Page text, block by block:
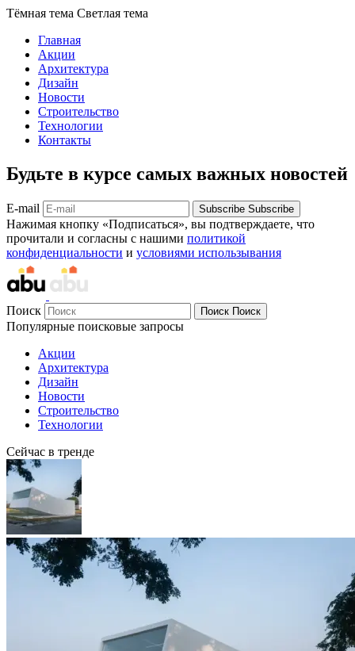
Тёмная тема Светлая тема
Главная
Акции
Архитектура
Дизайн
Новости
Строительство
Технологии
Контакты
Будьте в курсе самых важных новостей
E-mail Subscribe Subscribe
Нажимая кнопку «Подписаться», вы подтверждаете, что
прочитали и согласны с нашими политикой
конфиденциальности и условиями использывания
Поиск Поиск Поиск
Популярные поисковые запросы
Акции
Архитектура
Дизайн
Новости
Строительство
Технологии
Сейчас в тренде